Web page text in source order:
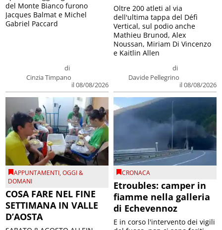
di
Cinzia Timpano
il 08/08/2026
del Monte Bianco furono
Jacques Balmat e Michel
Gabriel Paccard
di
Davide Pellegrino
il 08/08/2026
Oltre 200 atleti al via
dell'ultima tappa del Défì
Vertical, sul podio anche
Mathieu Brunod, Alex
Noussan, Miriam Di Vincenzo
e Kaitlin Allen
APPUNTAMENTI,OGGI &
DOMANI
COSA FARE NEL FINE
SETTIMANA IN VALLE
D’AOSTA
CRONACA
Etroubles: camper in
fiamme nella galleria
di Echevennoz
E in corso l'intervento dei vigili